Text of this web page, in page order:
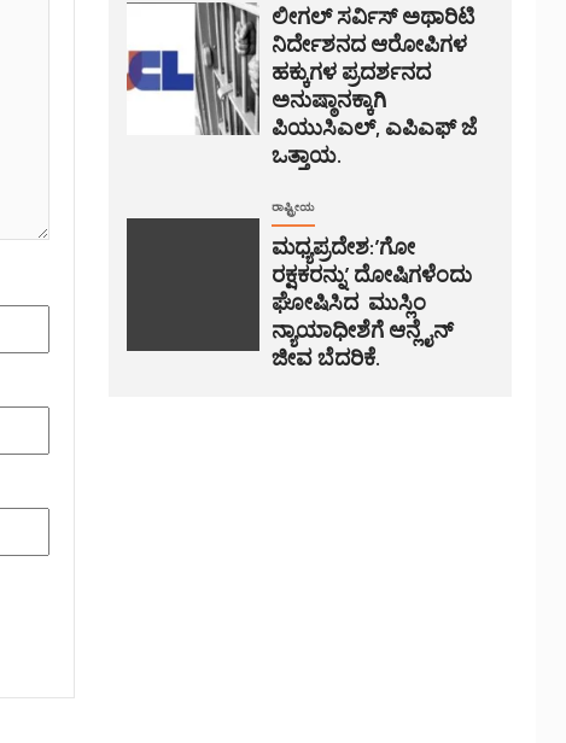
ಲೀಗಲ್ ಸರ್ವಿಸ್ ಅಥಾರಿಟಿ
ನಿರ್ದೇಶನದ ಆರೋಪಿಗಳ
ಹಕ್ಕುಗಳ ಪ್ರದರ್ಶನದ
ಅನುಷ್ಠಾನಕ್ಕಾಗಿ
ಪಿಯುಸಿಎಲ್, ಎಪಿಎಫ್ ಜೆ
ಒತ್ತಾಯ.
ರಾಷ್ಟ್ರೀಯ
ಮಧ್ಯಪ್ರದೇಶ:’ಗೋ
ರಕ್ಷಕರನ್ನು’ ದೋಷಿಗಳೆಂದು
ಘೋಷಿಸಿದ ಮುಸ್ಲಿಂ
ನ್ಯಾಯಾಧೀಶೆಗೆ ಆನ್ಲೈನ್
ಜೀವ ಬೆದರಿಕೆ.